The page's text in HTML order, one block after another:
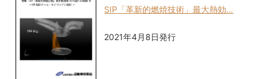
SIP「革新的燃焼技術」最大熱効…
2021年4月8日発行